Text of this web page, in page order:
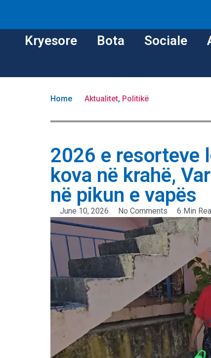
Kryesore Bota Sociale
Home Aktualitet, Politikë
2026 e resorteve
kova në krahë,
në pikun e vapës
June 10, 2026 No Comments 6 Min